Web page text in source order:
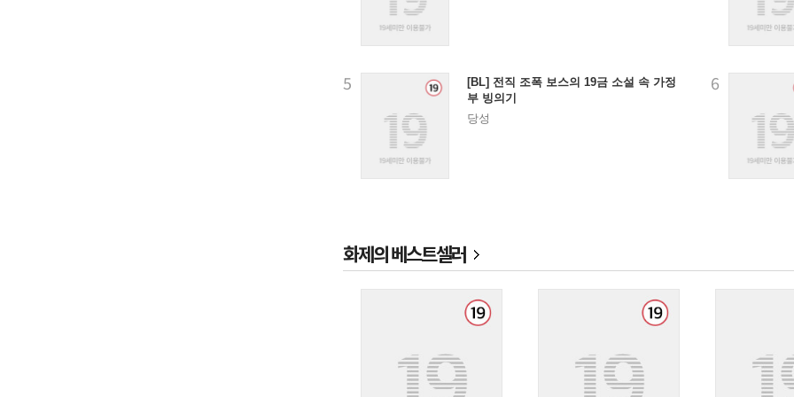
5
[BL] 전직 조폭 보스의 19금 소설 속 가정
부 빙의기
당성
6
화제의베스트셀러